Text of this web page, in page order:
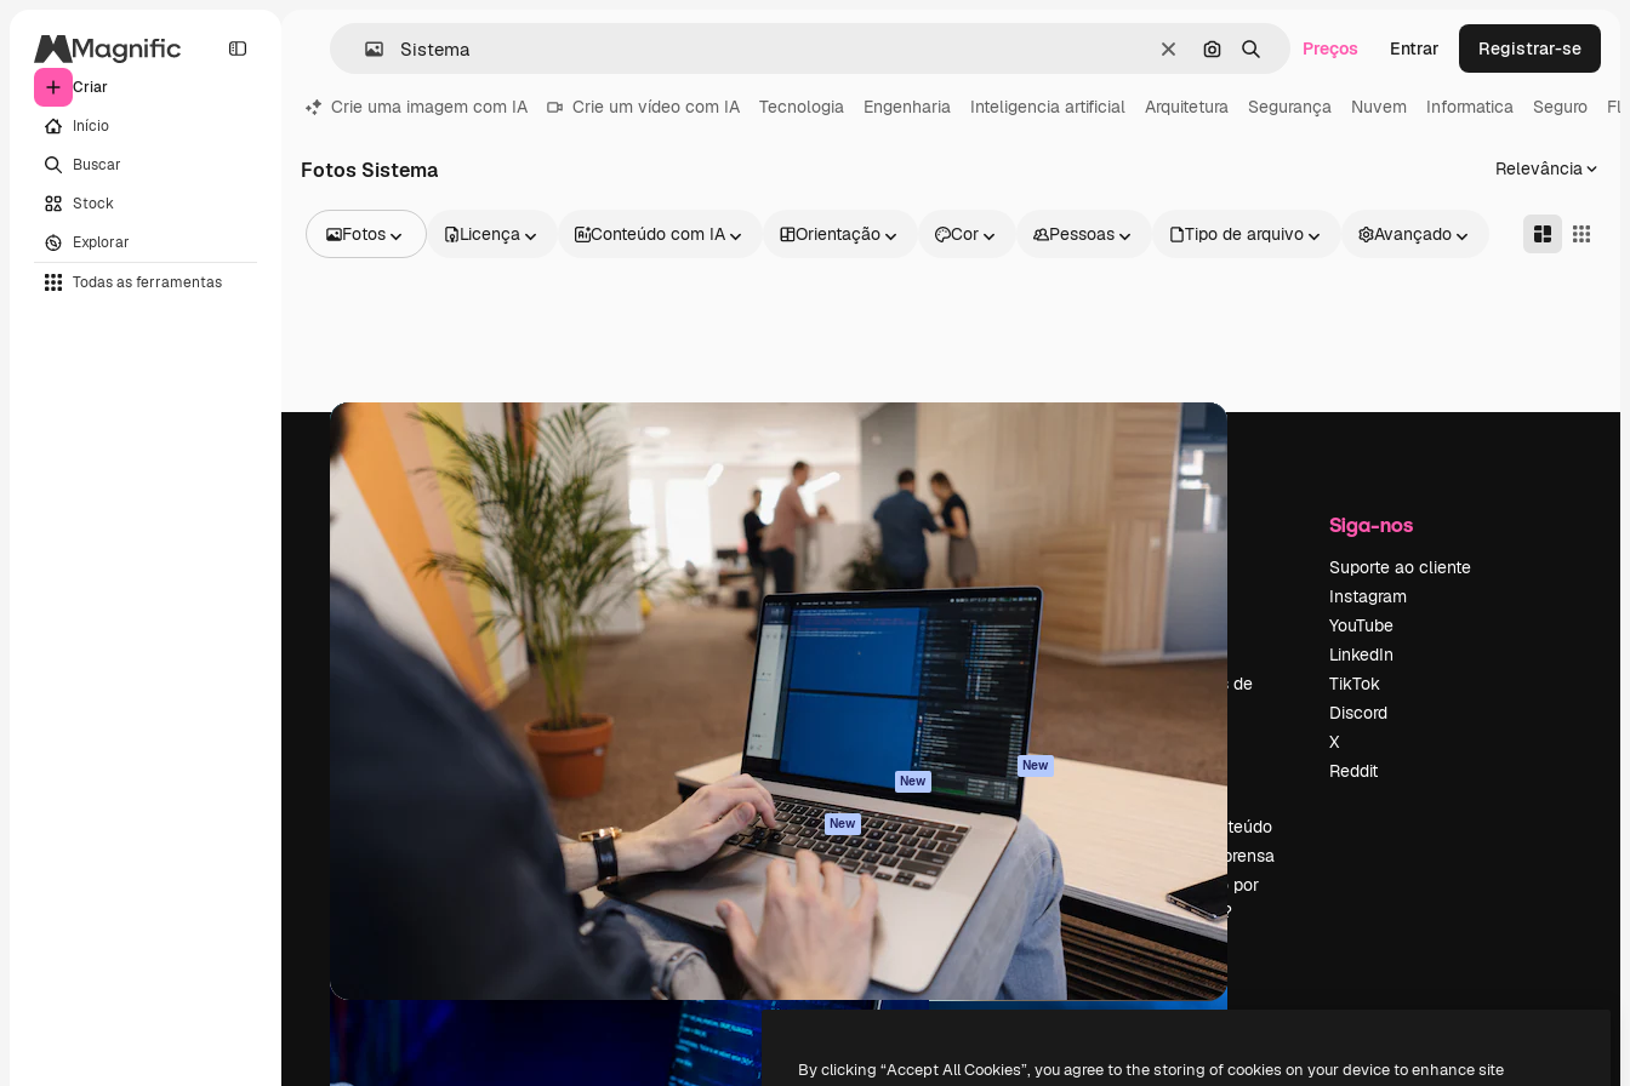
Criar
Início
Buscar
Stock
Explorar
Todas as ferramentas
LimparPesquisar por imagem
BuscarPreços Entrar Registrar-se
Crie uma imagem com IA Crie um vídeo com IA Tecnologia Engenharia Inteligencia artificial Arquitetura Segurança Nuvem Informatica Seguro
Fotos Sistema Relevância
Fotos
Vídeos
Clipes de vídeo
Animações
Modelos de vídeos
Ícones
Modelos 3D
Fontes
Licença Conteúdo com IA Orientação Cor Pessoas Tipo de arquivo Avançado
A plataforma criativa para você direcionar
seu melhor trabalho. Mais de 1 milhão de
assinantes entre criativos, empresas,
agências e estúdios.
Português
Produtos
Spaces
Assistente de IA
Gerador de
imagens
Gerador de vídeos
Texto para voz
Conteúdo de stock
MCP para
Claude/ChatGPT
New
Agentes New
API
App móvel
Todas as
Começar
Documentação
Atendimento
Termos e
condições
Política de
privacidade
Originais New
Política de cookies
Central de
confiabilidade
Afiliados
Empresas
Empresa
Emprego
Tendências de
Eventos
Vender conteúdo
Sala de imprensa
Procurando por
magnific.ai?
Siga-nos
Suporte ao cliente
Instagram
YouTube
LinkedIn
TikTok
Discord
X
Reddit
Copyright © 2010- Freepik Company S.L.U.Todos os direitos reservados.
By clicking “Accept All Cookies”, you agree to the storing of cookies on your device to enhance site